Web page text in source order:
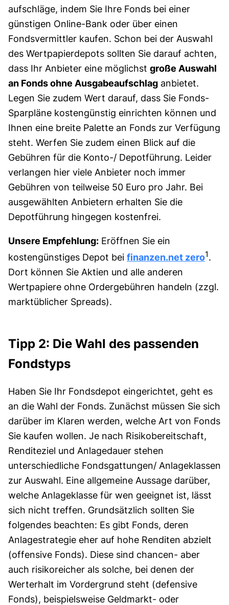
aufschläge, indem Sie Ihre Fonds bei einer
günstigen Online-Bank oder über einen
Fondsvermittler kaufen. Schon bei der Auswahl
des Wertpapierdepots sollten Sie darauf achten,
dass Ihr Anbieter eine möglichst große Auswahl
an Fonds ohne Ausgabeaufschlag anbietet.
Legen Sie zudem Wert darauf, dass Sie Fonds-
Sparpläne kostengünstig einrichten können und
Ihnen eine breite Palette an Fonds zur Verfügung
steht. Werfen Sie zudem einen Blick auf die
Gebühren für die Konto-/ Depotführung. Leider
verlangen hier viele Anbieter noch immer
Gebühren von teilweise 50 Euro pro Jahr. Bei
ausgewählten Anbietern erhalten Sie die
Depotführung hingegen kostenfrei.
Unsere Empfehlung: Eröffnen Sie ein
kostengünstiges Depot bei finanzen.net zero1.
Dort können Sie Aktien und alle anderen
Wertpapiere ohne Ordergebühren handeln (zzgl.
marktüblicher Spreads).
Tipp 2: Die Wahl des passenden
Fondstyps
Haben Sie Ihr Fondsdepot eingerichtet, geht es
an die Wahl der Fonds. Zunächst müssen Sie sich
darüber im Klaren werden, welche Art von Fonds
Sie kaufen wollen. Je nach Risikobereitschaft,
Renditeziel und Anlagedauer stehen
unterschiedliche Fondsgattungen/ Anlageklassen
zur Auswahl. Eine allgemeine Aussage darüber,
welche Anlageklasse für wen geeignet ist, lässt
sich nicht treffen. Grundsätzlich sollten Sie
folgendes beachten: Es gibt Fonds, deren
Anlagestrategie eher auf hohe Renditen abzielt
(offensive Fonds). Diese sind chancen- aber
auch risikoreicher als solche, bei denen der
Werterhalt im Vordergrund steht (defensive
Fonds), beispielsweise Geldmarkt- oder